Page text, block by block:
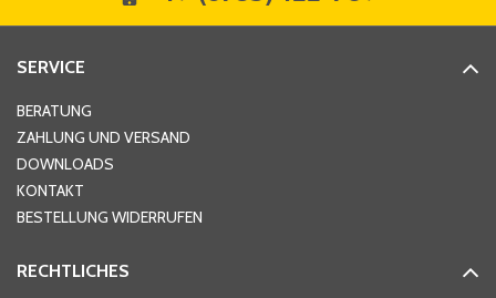
Hausnummer
Ort*
SERVICE
BERATUNG
ZAHLUNG UND VERSAND
DOWNLOADS
KONTAKT
BESTELLUNG WIDERRUFEN
RECHTLICHES